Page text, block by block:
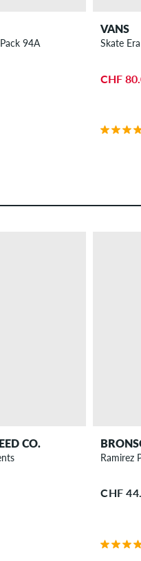
94A
VANS
Skate
CHF
CO.
Ramirez
CHF